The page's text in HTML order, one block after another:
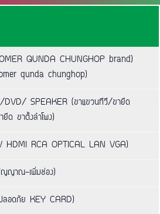
QUNDA CHUNGHOP brand)
qunda chunghop)
SPEAKER (ขาแขวนทีวี/ขายึด
ยึด ขาตั้งลำโพง)
RCA OPTICAL LAN VGA)
ญญาณ-เพิ่มช่อง)
ลอดภัย KEY CARD)